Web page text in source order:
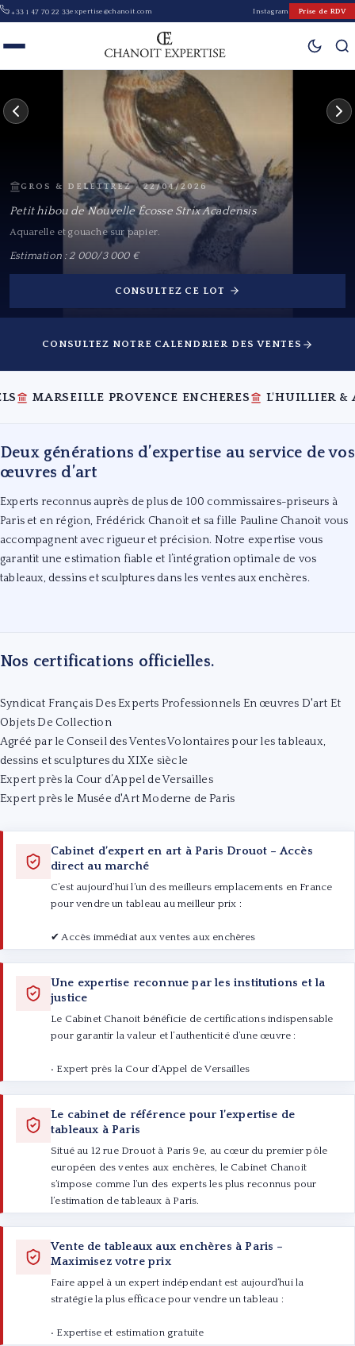
+33 1 47 70 22 33expertise@chanoit.com Instagram Prise de RDV
Cabinet Chanoit — Expertise &
GROS & DELETTREZ · 03/04/2026
VÁCLAV SPALA
Vase de fleurs
Huile sur toile. Prix et fiche valider DE VISU
Adjugé :58 000 €
CONSULTEZ CE LOT
CONSULTEZ NOTRE CALENDRIER DES VENTES
L'HUILLIER & ASSOCIÉS KAHN &
Deux générations d’expertise au service de vos
œuvres d’art
Experts reconnus auprès de plus de 100 commissaires-priseurs à
Paris et en région, Frédérick Chanoit et sa fille Pauline Chanoit vous
accompagnent avec rigueur et précision. Notre expertise vous
garantit une estimation fiable et l’intégration optimale de vos
tableaux, dessins et sculptures dans les ventes aux enchères.
Nos certifications officielles.
Syndicat Français Des Experts Professionnels En œuvres D'art Et
Objets De Collection
Agréé par le Conseil des Ventes Volontaires pour les tableaux,
dessins et sculptures du XIXe siècle
Expert près la Cour d’Appel de Versailles
Expert près le Musée d'Art Moderne de Paris
Cabinet d’expert en art à Paris Drouot – Accès
direct au marché
C’est aujourd’hui l’un des meilleurs emplacements en France
pour vendre un tableau au meilleur prix :
✔ Accès immédiat aux ventes aux enchères
✔ Réseau actif d’acheteurs internationaux
Une expertise reconnue par les institutions et la
justice
Le Cabinet Chanoit bénéficie de certifications indispensable
pour garantir la valeur et l’authenticité d’une œuvre :
• Expert près la Cour d’Appel de Versailles
• Membre du Syndicat Français des Experts en Œuvres d’Art
• Interventions régulières en expertises judiciaires
• Collaboration avec musées et institutions parisiennes
Le cabinet de référence pour l’expertise de
tableaux à Paris
Situé au 12 rue Drouot à Paris 9e, au cœur du premier pôle
européen des ventes aux enchères, le Cabinet Chanoit
s’impose comme l’un des experts les plus reconnus pour
l’estimation de tableaux à Paris.
accompagnent vendeurs, collectionneurs et professionnels
dans l’expertise, l’authentification et la valorisation d’œuvres
d’art, avec un objectif clair : obtenir le meilleur prix pour
chaque tableau confié.
Vente de tableaux aux enchères à Paris –
Maximisez votre prix
Faire appel à un expert indépendant est aujourd’hui la
stratégie la plus efficace pour vendre un tableau :
• Expertise et estimation gratuite